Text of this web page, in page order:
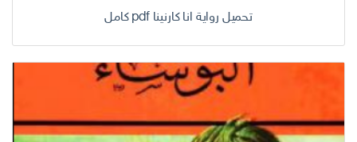
تحميل رواية انا كارنينا pdf كامل